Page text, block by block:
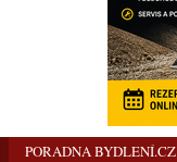
PORADNA BYDLENÍ.CZ